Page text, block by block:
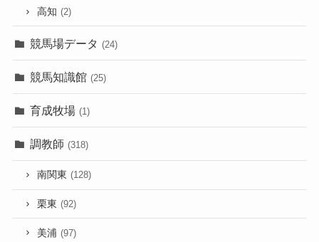
高知 (2)
競馬場データ (24)
競馬知識館 (25)
育成牧場 (1)
調教師 (318)
南関東 (128)
栗東 (92)
美浦 (97)